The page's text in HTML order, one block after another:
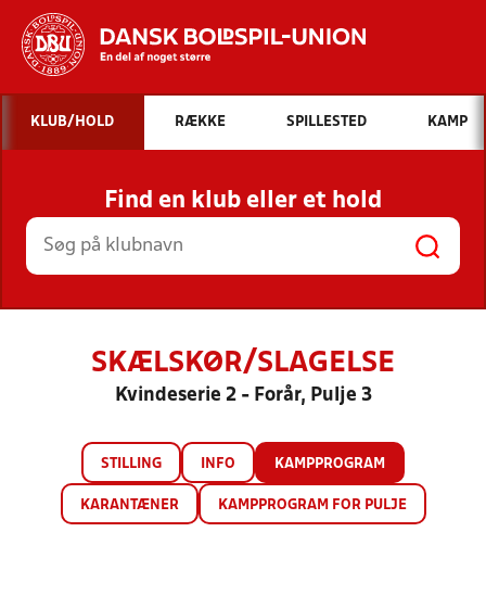
Hvad vil du søge efter?
INDHOLD OG NYHEDER
STILLINGER, RESULTATER, KLUBBER OG
HOLD
KLUB/HOLD RÆKKE SPILLESTED KAMP
Find en klub eller et hold
SKÆLSKØR/SLAGELSE
Kvindeserie 2 - Forår, Pulje 3
STILLING INFO KAMPPROGRAM
KARANTÆNER KAMPPROGRAM FOR PULJE